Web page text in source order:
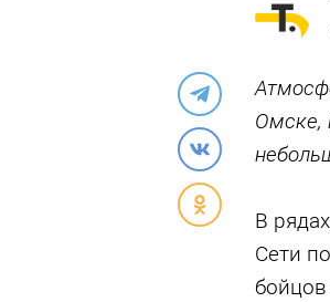
Омске,
В
Сети